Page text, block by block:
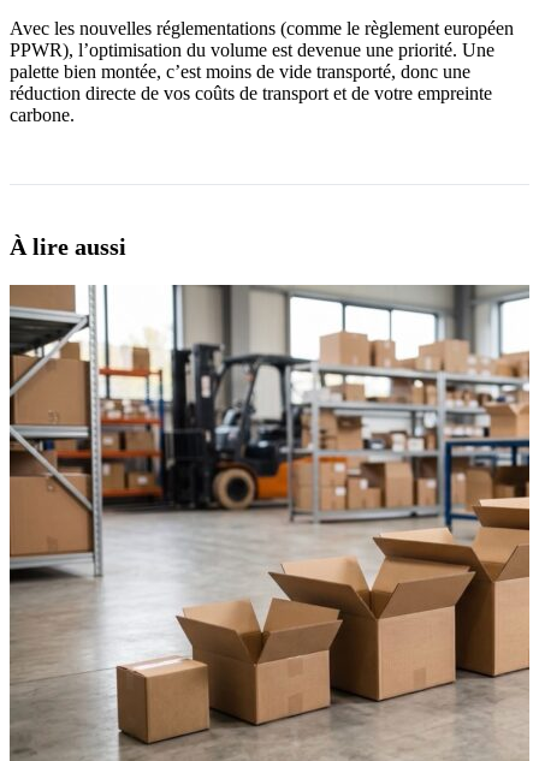
Avec les nouvelles réglementations (comme le règlement européen
PPWR), l’optimisation du volume est devenue une priorité. Une
palette bien montée, c’est moins de vide transporté, donc une
réduction directe de vos coûts de transport et de votre empreinte
carbone.
À lire aussi